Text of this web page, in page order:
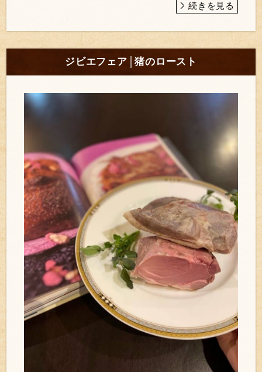
続きを見る
ジビエフェア│猪のロースト